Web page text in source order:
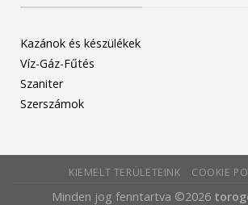
Kazánok és készülékek
Víz-Gáz-Fűtés
Szaniter
Szerszámok
KIEMELT TERÜLETEINK COOKIE
Minden jog fenntartva ©2026